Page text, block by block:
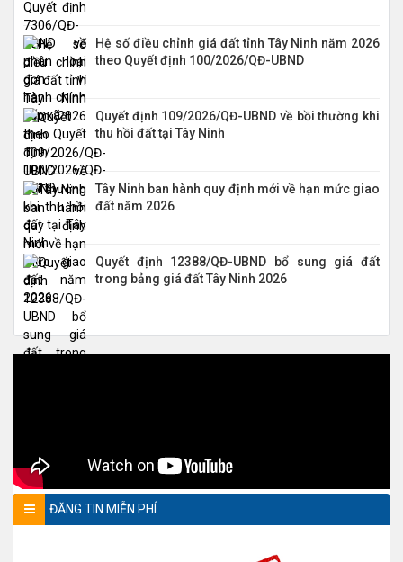
Hệ số điều chỉnh giá đất tỉnh Tây Ninh năm 2026
theo Quyết định 100/2026/QĐ-UBND
Quyết định 109/2026/QĐ-UBND về bồi thường khi
thu hồi đất tại Tây Ninh
Tây Ninh ban hành quy định mới về hạn mức giao
đất năm 2026
Quyết định 12388/QĐ-UBND bổ sung giá đất
trong bảng giá đất Tây Ninh 2026
ĐĂNG TIN MIỄN PHÍ